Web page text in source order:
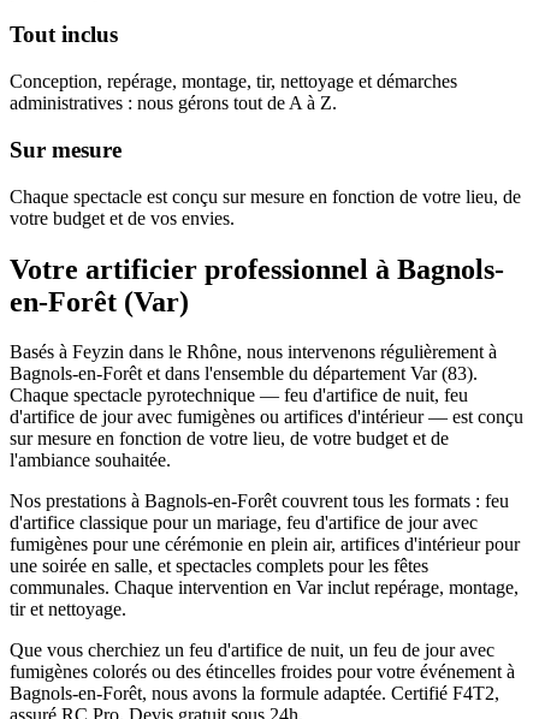
Tout inclus
Conception, repérage, montage, tir, nettoyage et démarches
administratives : nous gérons tout de A à Z.
Sur mesure
Chaque spectacle est conçu sur mesure en fonction de votre lieu, de
votre budget et de vos envies.
Votre artificier professionnel à Bagnols-
en-Forêt (Var)
Basés à Feyzin dans le Rhône, nous intervenons régulièrement à
Bagnols-en-Forêt et dans l'ensemble du département Var (83).
Chaque spectacle pyrotechnique — feu d'artifice de nuit, feu
d'artifice de jour avec fumigènes ou artifices d'intérieur — est conçu
sur mesure en fonction de votre lieu, de votre budget et de
l'ambiance souhaitée.
Nos prestations à Bagnols-en-Forêt couvrent tous les formats : feu
d'artifice classique pour un mariage, feu d'artifice de jour avec
fumigènes pour une cérémonie en plein air, artifices d'intérieur pour
une soirée en salle, et spectacles complets pour les fêtes
communales. Chaque intervention en Var inclut repérage, montage,
tir et nettoyage.
Que vous cherchiez un feu d'artifice de nuit, un feu de jour avec
fumigènes colorés ou des étincelles froides pour votre événement à
Bagnols-en-Forêt, nous avons la formule adaptée. Certifié F4T2,